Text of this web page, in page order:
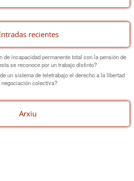
recientes
de incapacidad permanente total con la pensión de
se reconoce por un trabajo distinto?
un sistema de teletrabajo el derecho a la libertad
colectiva?
Arxiu